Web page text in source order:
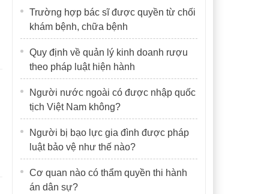
Trường hợp bác sĩ được quyền từ chối
khám bệnh, chữa bệnh
Quy định về quản lý kinh doanh rượu
theo pháp luật hiện hành
Người nước ngoài có được nhập quốc
tịch Việt Nam không?
Người bị bạo lực gia đình được pháp
luật bảo vệ như thế nào?
Cơ quan nào có thẩm quyền thi hành
án dân sự?